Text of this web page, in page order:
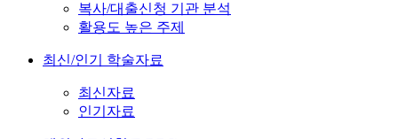
복사/대출신청 기관 분석
활용도 높은 주제
최신/인기 학술자료
최신자료
인기자료